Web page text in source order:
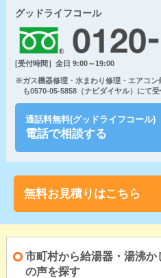
グッドライフコール
[受付時間］全日 9:00～19:00
※ガス機器修理・水まわり修理・エアコン
も0570-05-5858（ナビダイヤル）にて受
通話料無料(グッドライフコール)
電話で相談する
無料お見積りはこちら
市町村から給湯器・湯沸か
の声を探す